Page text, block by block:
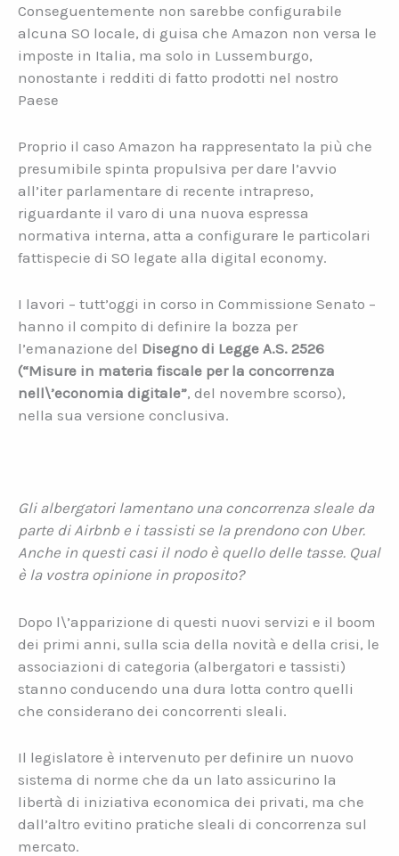
Conseguentemente non sarebbe configurabile
alcuna SO locale, di guisa che Amazon non versa le
imposte in Italia, ma solo in Lussemburgo,
nonostante i redditi di fatto prodotti nel nostro
Paese
Proprio il caso Amazon ha rappresentato la più che
presumibile spinta propulsiva per dare l’avvio
all’iter parlamentare di recente intrapreso,
riguardante il varo di una nuova espressa
normativa interna, atta a configurare le particolari
fattispecie di SO legate alla digital economy.
I lavori – tutt’oggi in corso in Commissione Senato –
hanno il compito di definire la bozza per
l’emanazione del Disegno di Legge A.S. 2526
(“Misure in materia fiscale per la concorrenza
nell\’economia digitale”, del novembre scorso),
nella sua versione conclusiva.
Gli albergatori lamentano una concorrenza sleale da
parte di Airbnb e i tassisti se la prendono con Uber.
Anche in questi casi il nodo è quello delle tasse. Qual
è la vostra opinione in proposito?
Dopo l\’apparizione di questi nuovi servizi e il boom
dei primi anni, sulla scia della novità e della crisi, le
associazioni di categoria (albergatori e tassisti)
stanno conducendo una dura lotta contro quelli
che considerano dei concorrenti sleali.
Il legislatore è intervenuto per definire un nuovo
sistema di norme che da un lato assicurino la
libertà di iniziativa economica dei privati, ma che
dall’altro evitino pratiche sleali di concorrenza sul
mercato.